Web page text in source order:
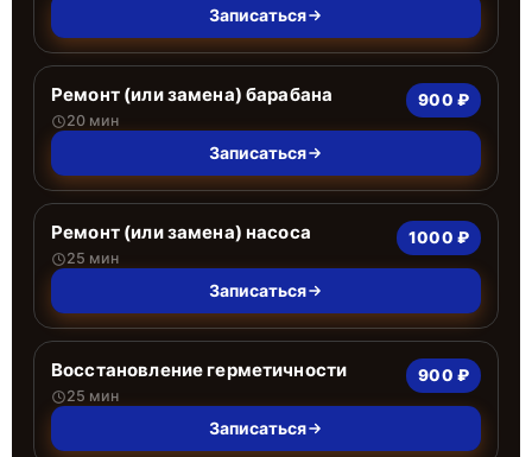
Записаться
Ремонт (или замена) барабана
20 мин
900 ₽
Записаться
Ремонт (или замена) насоса
25 мин
1000 ₽
Записаться
Восстановление герметичности
25 мин
900 ₽
Записаться